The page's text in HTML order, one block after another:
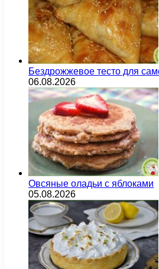
Бездрожжевое тесто для
06.08.2026
Овсяные оладьи с яблоками
05.08.2026